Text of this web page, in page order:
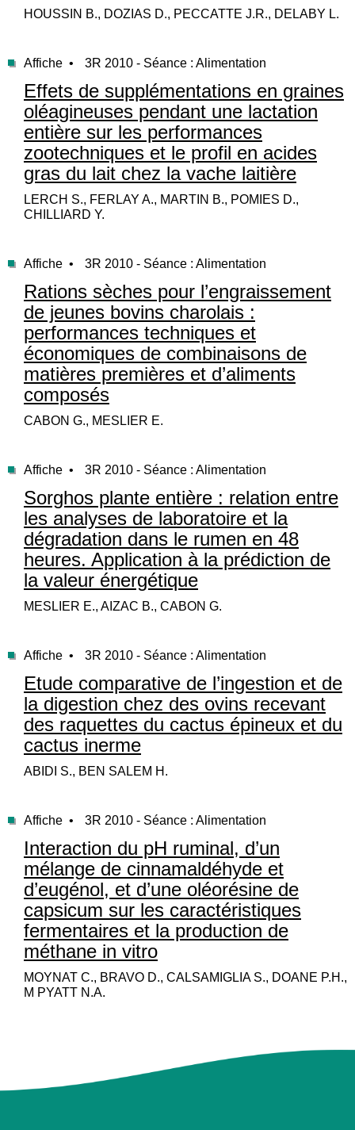
HOUSSIN B., DOZIAS D., PECCATTE J.R., DELABY L.
Affiche • 3R 2010 - Séance : Alimentation
Effets de supplémentations en graines
oléagineuses pendant une lactation
entière sur les performances
zootechniques et le profil en acides
gras du lait chez la vache laitière
LERCH S., FERLAY A., MARTIN B., POMIES D.,
CHILLIARD Y.
Affiche • 3R 2010 - Séance : Alimentation
Rations sèches pour l’engraissement
de jeunes bovins charolais :
performances techniques et
économiques de combinaisons de
matières premières et d’aliments
composés
CABON G., MESLIER E.
Affiche • 3R 2010 - Séance : Alimentation
Sorghos plante entière : relation entre
les analyses de laboratoire et la
dégradation dans le rumen en 48
heures. Application à la prédiction de
la valeur énergétique
MESLIER E., AIZAC B., CABON G.
Affiche • 3R 2010 - Séance : Alimentation
Etude comparative de l’ingestion et de
la digestion chez des ovins recevant
des raquettes du cactus épineux et du
cactus inerme
ABIDI S., BEN SALEM H.
Affiche • 3R 2010 - Séance : Alimentation
Interaction du pH ruminal, d’un
mélange de cinnamaldéhyde et
d’eugénol, et d’une oléorésine de
capsicum sur les caractéristiques
fermentaires et la production de
méthane in vitro
MOYNAT C., BRAVO D., CALSAMIGLIA S., DOANE P.H.,
M PYATT N.A.